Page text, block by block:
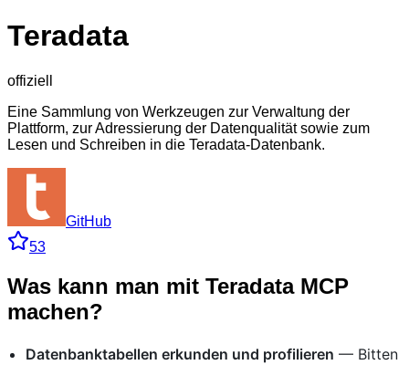
Teradata
offiziell
Eine Sammlung von Werkzeugen zur Verwaltung der
Plattform, zur Adressierung der Datenqualität sowie zum
Lesen und Schreiben in die Teradata-Datenbank.
GitHub
53
Was kann man mit Teradata MCP
machen?
Datenbanktabellen erkunden und profilieren — Bitten